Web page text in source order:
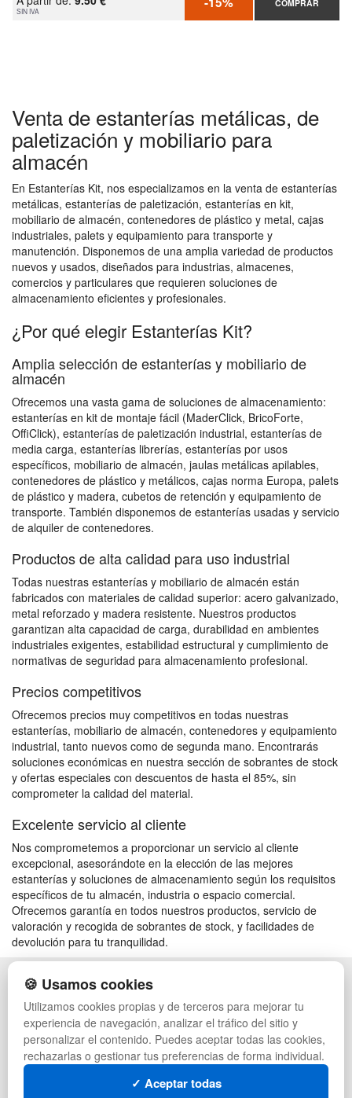
SIN IVA
COMPRAR
Venta de estanterías metálicas, de
paletización y mobiliario para
almacén
En Estanterías Kit, nos especializamos en la venta de estanterías
metálicas, estanterías de paletización, estanterías en kit,
mobiliario de almacén, contenedores de plástico y metal, cajas
industriales, palets y equipamiento para transporte y
manutención. Disponemos de una amplia variedad de productos
nuevos y usados, diseñados para industrias, almacenes,
comercios y particulares que requieren soluciones de
almacenamiento eficientes y profesionales.
¿Por qué elegir Estanterías Kit?
Amplia selección de estanterías y mobiliario de
almacén
Ofrecemos una vasta gama de soluciones de almacenamiento:
estanterías en kit de montaje fácil (MaderClick, BricoForte,
OffiClick), estanterías de paletización industrial, estanterías de
media carga, estanterías librerías, estanterías por usos
específicos, mobiliario de almacén, jaulas metálicas apilables,
contenedores de plástico y metálicos, cajas norma Europa, palets
de plástico y madera, cubetos de retención y equipamiento de
transporte. También disponemos de estanterías usadas y servicio
de alquiler de contenedores.
Productos de alta calidad para uso industrial
Todas nuestras estanterías y mobiliario de almacén están
fabricados con materiales de calidad superior: acero galvanizado,
metal reforzado y madera resistente. Nuestros productos
garantizan alta capacidad de carga, durabilidad en ambientes
industriales exigentes, estabilidad estructural y cumplimiento de
normativas de seguridad para almacenamiento profesional.
Precios competitivos
Ofrecemos precios muy competitivos en todas nuestras
estanterías, mobiliario de almacén, contenedores y equipamiento
industrial, tanto nuevos como de segunda mano. Encontrarás
soluciones económicas en nuestra sección de sobrantes de stock
y ofertas especiales con descuentos de hasta el 85%, sin
comprometer la calidad del material.
Excelente servicio al cliente
Nos comprometemos a proporcionar un servicio al cliente
excepcional, asesorándote en la elección de las mejores
estanterías y soluciones de almacenamiento según los requisitos
específicos de tu almacén, industria o espacio comercial.
Ofrecemos garantía en todos nuestros productos, servicio de
valoración y recogida de sobrantes de stock, y facilidades de
devolución para tu tranquilidad.
POLÍTICA DE PRIVACIDAD
CONDICIONES DE USO
CAMBIOS Y DEVOLUCIONES
CONTACTO
QUIENES SOMOS
MAPA WEB
PREGUNTAS FRECUENTES
PALETS DE PLÁSTICO
MANUTENCIÓN
GESTIÓN DE RESIDUOS
PALETS
CONTENEDORES DE PLÁSTICO
LIQUIDACIÓN Y SOBRANTES
🍪 Usamos cookies
Utilizamos cookies propias y de terceros para mejorar tu
experiencia de navegación, analizar el tráfico del sitio y
personalizar el contenido. Puedes aceptar todas las cookies,
rechazarlas o gestionar tus preferencias de forma individual.
✓ Aceptar todas